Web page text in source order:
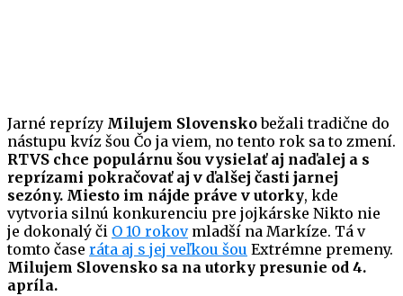
Jarné reprízy Milujem Slovenskobežali tradične do
nástupu kvíz šou Čo ja viem, no tento rok sa to zmení.
RTVS chce populárnu šou vysielať aj naďalej a s
reprízami pokračovať aj v ďalšej časti jarnej
sezóny. Miesto im nájde práve v utorky, kde
vytvoria silnú konkurenciu pre jojkárske Nikto nie
je dokonalý či O 10 rokovmladší na Markíze. Tá v
tomto čase ráta aj s jej veľkou šou Extrémne premeny.
Milujem Slovensko sa na utorky presunie od 4.
apríla.